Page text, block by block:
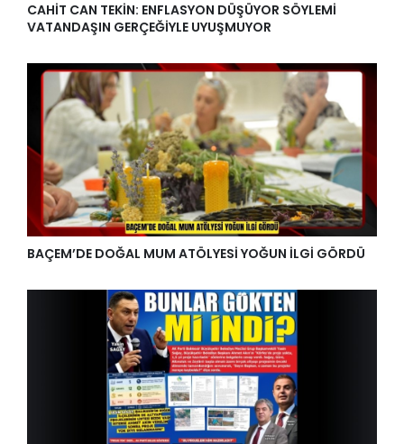
CAHİT CAN TEKİN: ENFLASYON DÜŞÜYOR SÖYLEMİ
VATANDAŞIN GERÇEĞİYLE UYUŞMUYOR
BAÇEM’DE DOĞAL MUM ATÖLYESİ YOĞUN İLGİ GÖRDÜ